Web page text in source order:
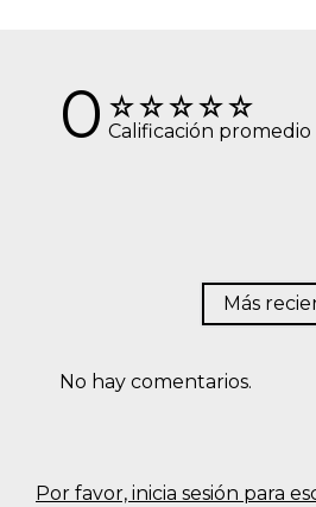
☆☆☆☆☆
0 Calificación promedio
Por favor, inicia sesión para
Más
No hay comentarios.